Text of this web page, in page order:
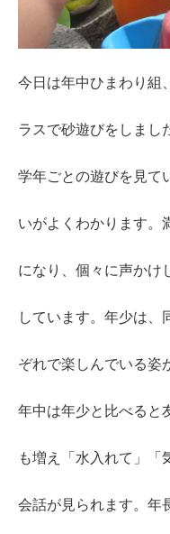
今日は年中ひまわり組
ラスで砂遊びをしまし
学年ごとの遊びを見て
いがよくわかります。
になり、個々に声かけ
しています。年少は、
ぞれで楽しんでいる姿
年中は年少と比べると
も増え「水入れて」「
会話が見られます。年